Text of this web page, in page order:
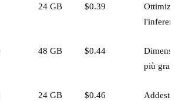
24 GB $0.39
48 GB $0.44
più
24 GB $0.46